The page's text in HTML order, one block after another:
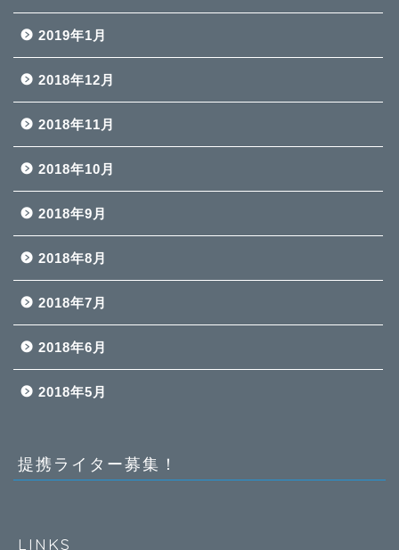
2019年1月
2018年12月
2018年11月
2018年10月
2018年9月
2018年8月
2018年7月
2018年6月
2018年5月
提携ライター募集！
LINKS